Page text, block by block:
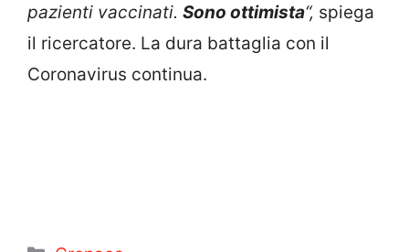
pazienti vaccinati. Sono ottimista“, spiega
il ricercatore. La dura battaglia con il
Coronavirus continua.